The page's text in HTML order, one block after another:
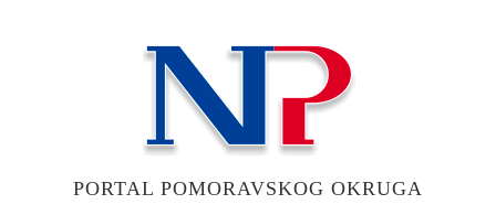
PORTAL POMORAVSKOG OKRUGA